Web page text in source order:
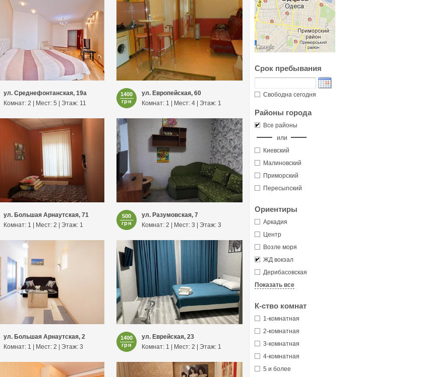
Срок пребывания
Свободна сегодня
Районы города
Все районы
или
Киевский
Малиновский
Приморский
Пересыпский
Ориентиры
Аркадия
Центр
Возле моря
ЖД вокзал
Дерибасовская
Показать все
К-ство комнат
1-комнатная
2-комнатная
3-комнатная
4-комнатная
5 и более
ул. Среднефонтанская, 19а
Комнат: 2 | Мест: 5 | Этаж: 11
1400
грн
ул. Европейская, 60
Комнат: 1 | Мест: 4 | Этаж: 1
ул. Большая Арнаутская, 71
Комнат: 1 | Мест: 2 | Этаж: 1
500
грн
ул. Разумовская, 7
Комнат: 2 | Мест: 3 | Этаж: 3
ул. Большая Арнаутская, 2
Комнат: 1 | Мест: 2 | Этаж: 3
1400
грн
ул. Еврейская, 23
Комнат: 1 | Мест: 2 | Этаж: 1